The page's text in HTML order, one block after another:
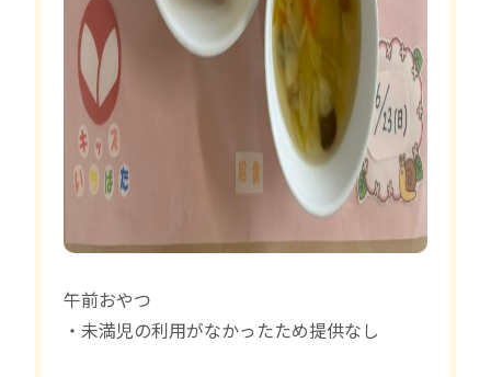
午前おやつ
・未満児の利用がなかったため提供なし